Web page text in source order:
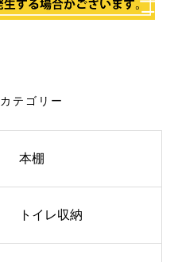
カテゴリー
本棚
トイレ収納